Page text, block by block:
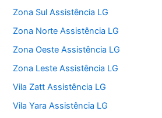
Zona Sul Assistência LG
Zona Norte Assistência LG
Zona Oeste Assistência LG
Zona Leste Assistência LG
Vila Zatt Assistência LG
Vila Yara Assistência LG